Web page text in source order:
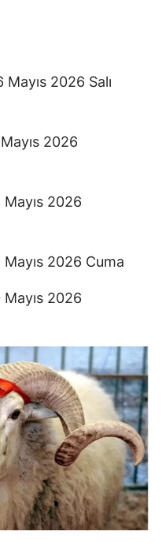
2026 Salı
2026
2026
2026 Cuma
2026